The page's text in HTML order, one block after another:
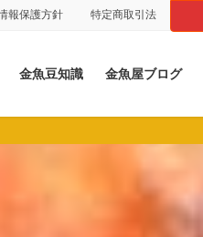
報保護方針 特定商取引法
金魚豆知識 金魚屋ブログ